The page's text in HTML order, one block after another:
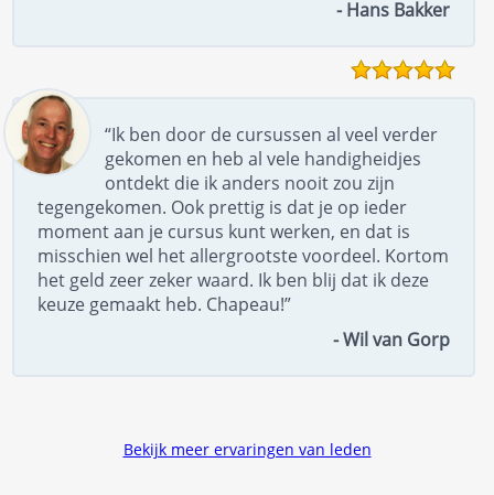
- Hans Bakker
“Ik ben door de cursussen al veel verder
gekomen en heb al vele handigheidjes
ontdekt die ik anders nooit zou zijn
tegengekomen. Ook prettig is dat je op ieder
moment aan je cursus kunt werken, en dat is
misschien wel het allergrootste voordeel. Kortom
het geld zeer zeker waard. Ik ben blij dat ik deze
keuze gemaakt heb. Chapeau!”
- Wil van Gorp
Bekijk meer ervaringen van leden